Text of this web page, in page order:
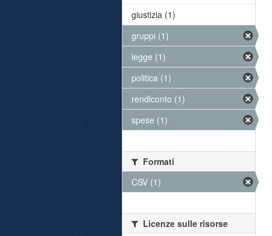
giustizia (1)
gruppi (1)
legge (1)
politica (1)
rendiconto (1)
spese (1)
Formati
CSV (1)
Licenze sulle risorse